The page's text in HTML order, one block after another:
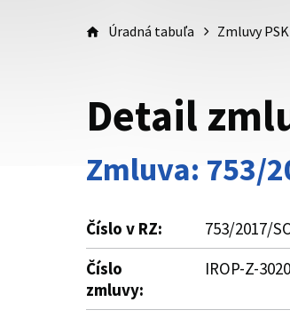
Úradná tabuľa Zmluvy PSK
Detail
Zmluva: 753/
Číslo v RZ:
753/2017/
Číslo
zmluvy:
IROP-Z-